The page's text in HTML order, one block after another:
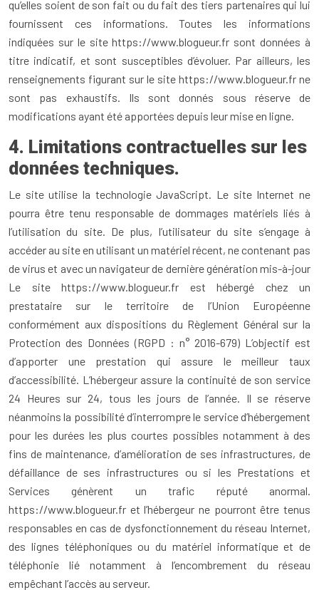
qu’elles soient de son fait ou du fait des tiers partenaires qui lui
fournissent ces informations. Toutes les informations
indiquées sur le site https://www.blogueur.fr sont données à
titre indicatif, et sont susceptibles d’évoluer. Par ailleurs, les
renseignements figurant sur le site https://www.blogueur.fr ne
sont pas exhaustifs. Ils sont donnés sous réserve de
modifications ayant été apportées depuis leur mise en ligne.
4. Limitations contractuelles sur les
données techniques.
Le site utilise la technologie JavaScript. Le site Internet ne
pourra être tenu responsable de dommages matériels liés à
l’utilisation du site. De plus, l’utilisateur du site s’engage à
accéder au site en utilisant un matériel récent, ne contenant pas
de virus et avec un navigateur de dernière génération mis-à-jour
Le site https://www.blogueur.fr est hébergé chez un
prestataire sur le territoire de l’Union Européenne
conformément aux dispositions du Règlement Général sur la
Protection des Données (RGPD : n° 2016-679) L’objectif est
d’apporter une prestation qui assure le meilleur taux
d’accessibilité. L’hébergeur assure la continuité de son service
24 Heures sur 24, tous les jours de l’année. Il se réserve
néanmoins la possibilité d’interrompre le service d’hébergement
pour les durées les plus courtes possibles notamment à des
fins de maintenance, d’amélioration de ses infrastructures, de
défaillance de ses infrastructures ou si les Prestations et
Services génèrent un trafic réputé anormal.
https://www.blogueur.fr et l’hébergeur ne pourront être tenus
responsables en cas de dysfonctionnement du réseau Internet,
des lignes téléphoniques ou du matériel informatique et de
téléphonie lié notamment à l’encombrement du réseau
empêchant l’accès au serveur.